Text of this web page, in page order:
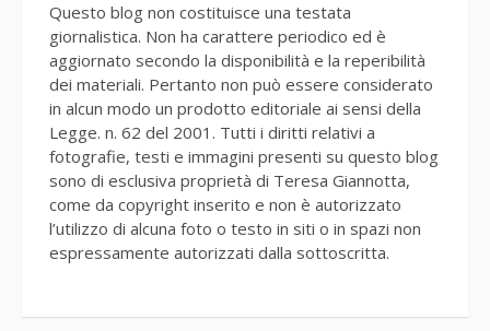
Questo blog non costituisce una testata
giornalistica. Non ha carattere periodico ed è
aggiornato secondo la disponibilità e la reperibilità
dei materiali. Pertanto non può essere considerato
in alcun modo un prodotto editoriale ai sensi della
Legge. n. 62 del 2001. Tutti i diritti relativi a
fotografie, testi e immagini presenti su questo blog
sono di esclusiva proprietà di Teresa Giannotta,
come da copyright inserito e non è autorizzato
l’utilizzo di alcuna foto o testo in siti o in spazi non
espressamente autorizzati dalla sottoscritta.